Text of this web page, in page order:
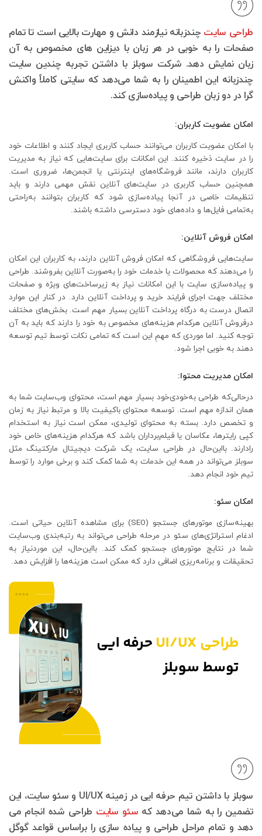
طراحی سایت چندزبانه نیازمند دانش و مهارت بالایی است تا تمام
صفحات را به خوبی در هر زبان با دیزاین های مخصوص به آن
زبان نمایش دهد. شرکت سوبلز با داشتن تجربه چندین سایت
چندزبانه این اطمینان را به شما می‌دهد که سایتی کاملاً واکنش
گرا در دو زبان طراحی و پیاده‌سازی کند.
امکان عضویت کاربران:
با امکان عضویت کاربران می‌توانند حساب کاربری ایجاد کنند و اطلاعات خود
را در سایت ذخیره کنند. این امکانات برای سایت‌هایی که نیاز به مدیریت
کاربران دارند، مانند فروشگاه‌های اینترنتی یا انجمن‌ها، ضروری است.
همچنین حساب کاربری در سایت‌های آنلاین نقش مهمی دارند و باید
تنظیمات خاصی در آنجا پیاده‌سازی شود که کاربران بتوانند به‌راحتی
به‌تمامی فایل‌ها و داده‌های خود دسترسی داشته باشند.
امکان فروش آنلاین:
سایت‌هایی فروشگاهی که امکان فروش آنلاین دارند، به کاربران این امکان
را می‌دهند که محصولات یا خدمات خود را به‌صورت آنلاین بفروشند. طراحی
و پیاده‌سازی سایت با این امکانات نیاز به زیرساخت‌های ویژه و صفحات
مختلف جهت اجرای فرایند خرید و پرداخت آنلاین دارد. در کنار این موارد
اتصال درست به درگاه پرداخت آنلاین بسیار مهم است. بخش‌های مختلف
درفروش آنلاین هرکدام هزینه‌های مخصوص به خود را دارند که باید به آن
توجه کنید. اما موردی که مهمِ این است که تمامی نکات توسط تیم توسعه
دهند به خوبی اجرا شود.
امکان مدیریت محتوا:
درحالی‌که طراحی به‌خودی‌خود بسیار مهم است، محتوای وب‌سایت شما به
همان اندازه مهم است. توسعه محتوای باکیفیت بالا و مرتبط نیاز به زمان
و تخصص دارد. بسته به محتوای تولیدی، ممکن است نیاز به استخدام
کپی رایترها، عکاسان یا فیلم‌برداران باشد که هرکدام هزینه‌های خاص خود
رادارند. بااین‌حال در طراحی سایت، یک شرکت دیجیتال مارکتینگ مثل
سوبلز می‌تواند در همه این خدمات به شما کمک کند و برخی موارد را توسط
تیم خود انجام دهد.
امکان سئو:
بهینه‌سازی موتورهای جستجو (SEO) برای مشاهده آنلاین حیاتی است.
ادغام استراتژی‌های سئو در مرحله طراحی می‌تواند به رتبه‌بندی وب‌سایت
شما در نتایج موتورهای جستجو کمک کند. بااین‌حال، این موردنیاز به
تحقیقات و برنامه‌ریزی اضافی دارد که ممکن است هزینه‌ها را افزایش دهد.
سوبلز با داشتن تیم حرفه ایی در زمینه UI/UX و سئو سایت، این
تضمین را به شما می‌دهد که سئو سایت طراحی شده انجام می
دهد و تمام مراحل طراحی و پیاده سازی را براساس قواعد گوگل